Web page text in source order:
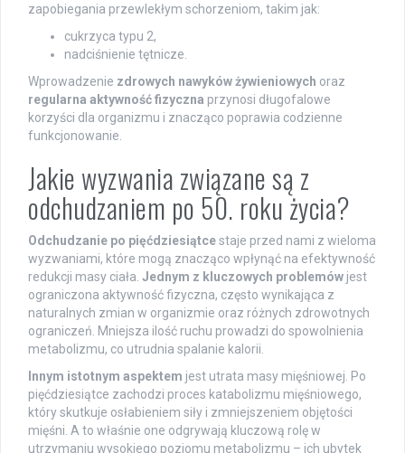
zapobiegania przewlekłym schorzeniom, takim jak:
cukrzyca typu 2,
nadciśnienie tętnicze.
Wprowadzenie zdrowych nawyków żywieniowych oraz
regularna aktywność fizyczna przynosi długofalowe
korzyści dla organizmu i znacząco poprawia codzienne
funkcjonowanie.
Jakie wyzwania związane są z
odchudzaniem po 50. roku życia?
Odchudzanie po pięćdziesiątcestaje przed nami z wieloma
wyzwaniami, które mogą znacząco wpłynąć na efektywność
redukcji masy ciała. Jednym z kluczowych problemów jest
ograniczona aktywność fizyczna, często wynikająca z
naturalnych zmian w organizmie oraz różnych zdrowotnych
ograniczeń. Mniejsza ilość ruchu prowadzi do spowolnienia
metabolizmu, co utrudnia spalanie kalorii.
Innym istotnym aspektem jest utrata masy mięśniowej. Po
pięćdziesiątce zachodzi proces katabolizmu mięśniowego,
który skutkuje osłabieniem siły i zmniejszeniem objętości
mięśni. A to właśnie one odgrywają kluczową rolę w
utrzymaniu wysokiego poziomu metabolizmu – ich ubytek